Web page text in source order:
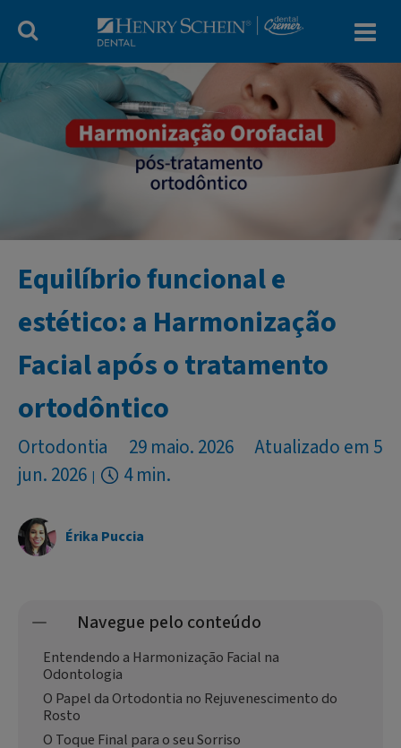
Equilíbrio funcional e
estético: a Harmonização
Facial após o tratamento
ortodôntico
Ortodontia 29 maio. 2026
Atualizado em 5
jun. 2026
4 min.
Érika Puccia
Navegue pelo conteúdo
Entendendo a Harmonização Facial na
Odontologia
O Papel da Ortodontia no Rejuvenescimento do
Rosto
O Toque Final para o seu Sorriso